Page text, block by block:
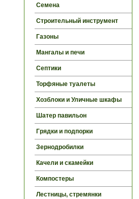
Семена
Строительный инструмент
Газоны
Мангалы и печи
Септики
Торфяные туалеты
Хозблоки и Уличные шкафы
Шатер павильон
Грядки и подпорки
Зернодробилки
Качели и скамейки
Компостеры
Лестницы, стремянки